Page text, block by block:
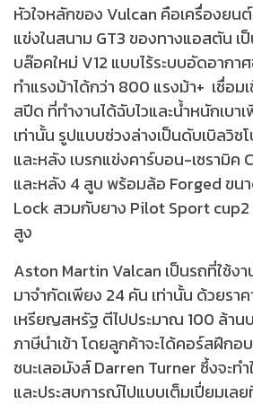
หัวใจหลักของ Vulcan คือเครื่องย
แข่งในสนาม GT3 ของทางแอสตัน เ
บล๊อคใหม่ V12 แบบไร้ระบบอัดอากา
ทำแรงม้าได้กว่า 800 แรงม้า+ เชื่อม
สปีด ที่ทำงานได้ฉับไวและน้ำหนักเบา
เท่านั้น รูปแบบช่วงล่างเป็นดับเบิลวิ
และหลัง เบรกแข่งคาร์บอน-เซรามิค
และหลัง 4 สูบ พร้อมล้อ Forged ขน
Lock สวมกับยาง Pilot Sport cup2
สูง
Aston Martin Valcan เป็นรถที่ใช้ง
มาจำกัดเพียง 24 คัน เท่านั้น ด้วยรา
เหรียญสหรัฐ ตีไปประมาณ 100 ล้าน
ภาษีนำเข้า โดยลูกค้าจะได้คอร์สฝึก
ชนะเลอมังส์ Darren Turner ซึ้งจะท
และประสบการณ์ไปแบบเต็มเปี่ยมเลย